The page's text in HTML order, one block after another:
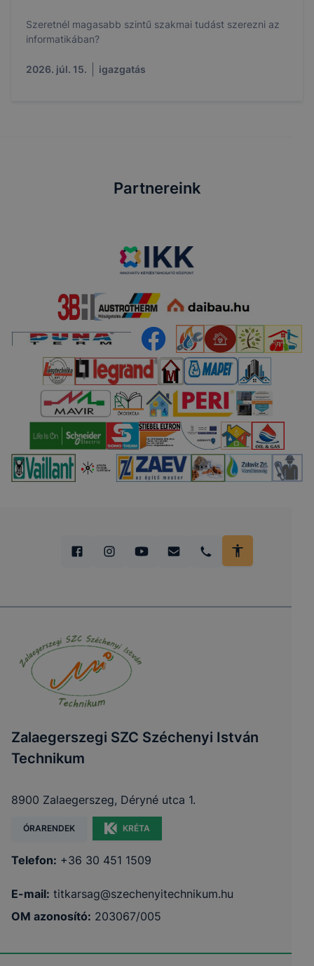
Szeretnél magasabb szintű szakmai tudást szerezni az
informatikában?
2026. júl. 15. igazgatás
Partnereink
Zalaegerszegi SZC Széchenyi István
Technikum
8900 Zalaegerszeg, Déryné utca 1.
ÓRARENDEK KRÉTA
Telefon: +36 30 451 1509
E-mail: titkarsag@szechenyitechnikum.hu
OM azonosító: 203067/005